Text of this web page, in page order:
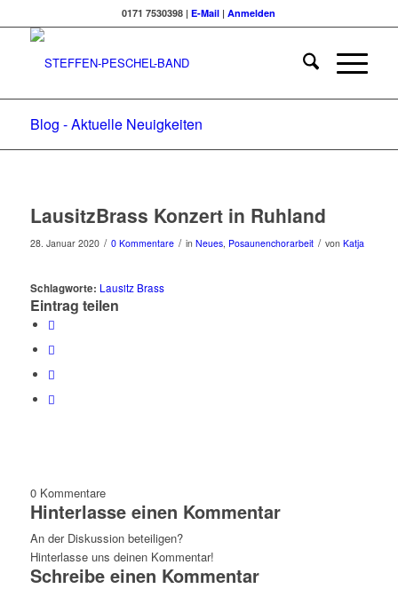
0171 7530398 |E-Mail |Anmelden
Blog - Aktuelle Neuigkeiten
LausitzBrass Konzert in Ruhland
28. Januar 2020 / 0 Kommentare / in Neues, Posaunenchorarbeit / von Katja
Schlagworte: Lausitz Brass
Eintrag teilen
0 Kommentare
Hinterlasse einen Kommentar
An der Diskussion beteiligen?
Hinterlasse uns deinen Kommentar!
Schreibe einen Kommentar